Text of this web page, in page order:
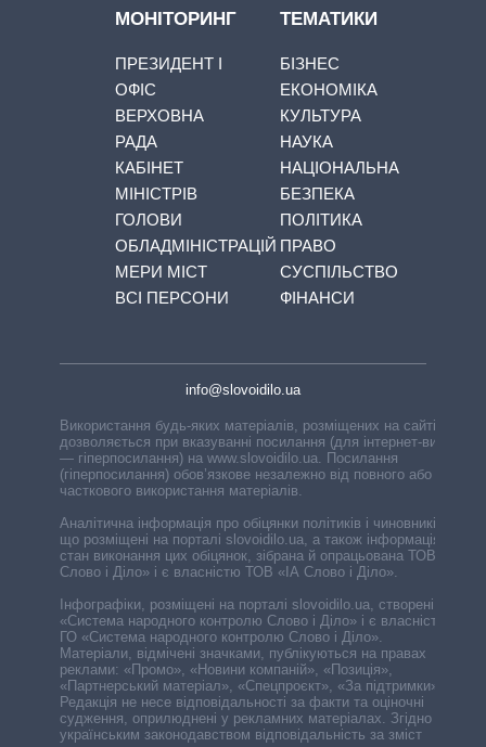
МОНІТОРИНГ
ПРЕЗИДЕНТ І
ОФІС
ВЕРХОВНА
РАДА
КАБІНЕТ
МІНІСТРІВ
ГОЛОВИ
ОБЛАДМІНІСТРАЦІЙ
МЕРИ МІСТ
ВСІ ПЕРСОНИ
ТЕМАТИКИ
БІЗНЕС
ЕКОНОМІКА
КУЛЬТУРА
НАУКА
НАЦІОНАЛЬНА
БЕЗПЕКА
ПОЛІТИКА
ПРАВО
СУСПІЛЬСТВО
ФІНАНСИ
info@slovoidilo.ua
Використання будь-яких матеріалів, розміщених на сайті,
дозволяється при вказуванні посилання (для інтернет-видань
— гіперпосилання) на www.slovoidilo.ua. Посилання
(гіперпосилання) обов’язкове незалежно від повного або
часткового використання матеріалів.
Аналітична інформація про обіцянки політиків і чиновників,
що розміщені на порталі slovoidilo.ua, а також інформація про
стан виконання цих обіцянок, зібрана й опрацьована ТОВ «ІА
Слово і Діло» і є власністю ТОВ «ІА Слово і Діло».
Інфографіки, розміщені на порталі slovoidilo.ua, створені ГО
«Система народного контролю Слово і Діло» і є власністю
ГО «Система народного контролю Слово і Діло».
Матеріали, відмічені значками, публікуються на правах
реклами: «Промо», «Новини компаній», «Позиція»,
«Партнерський матеріал», «Спецпроєкт», «За підтримки».
Редакція не несе відповідальності за факти та оціночні
судження, оприлюднені у рекламних матеріалах. Згідно з
українським законодавством відповідальність за зміст